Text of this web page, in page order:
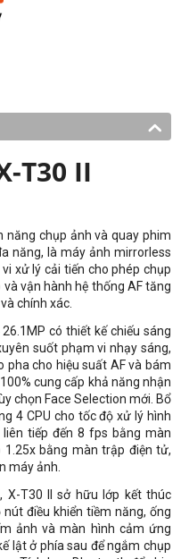
T30 II
năng chụp ảnh và quay phim
năng, là máy ảnh mirrorless
xử lý cải tiến cho phép chụp
vận hành hệ thống AF tăng
chính xác.
có thiết kế chiếu sáng
suốt phạm vi nhạy sáng,
pha cho hiệu suất AF và bám
cung cấp khả năng nhận
chọn Face Selection mới. Bổ
4 CPU cho tốc độ xử lý hình
tiếp đến 8 fps bằng màn
bằng màn trập điện tử,
máy ảnh.
X-T30 II sở hữu lớp kết thúc
điều khiển tiềm năng, ống
ảnh và màn hình cảm ứng
lật ở phía sau để ngắm chụp